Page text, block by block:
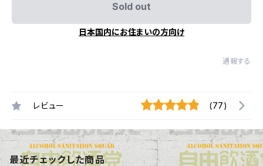
Sold out
日本国内にお住まいの方向け
通報する
レビュー (77)
最近チェックした商品